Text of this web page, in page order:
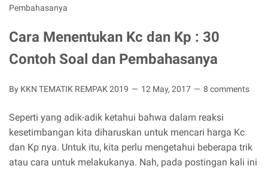
Pembahasanya
Cara Menentukan Kc dan Kp : 30
Contoh Soal dan Pembahasanya
By KKN TEMATIK REMPAK 2019 12 May, 2017 8 comments
Seperti yang adik-adik ketahui bahwa dalam reaksi
kesetimbangan kita diharuskan untuk mencari harga Kc
dan Kp nya. Untuk itu, kita perlu mengetahui beberapa trik
atau cara untuk melakukanya. Nah, pada postingan kali ini